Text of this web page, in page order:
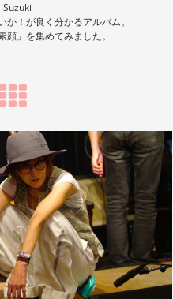
Suzuki
！が良く分かるアルバム。
顔」を集めてみました。